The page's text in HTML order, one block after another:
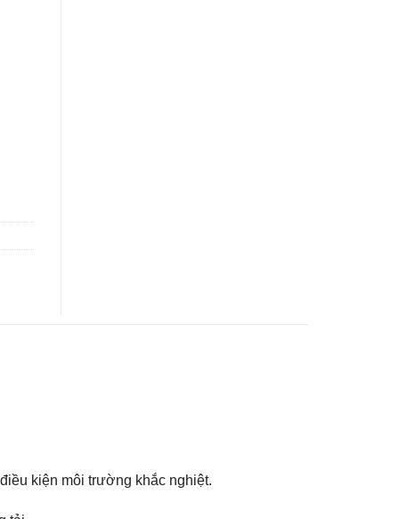
kiện môi trường khắc nghiệt.